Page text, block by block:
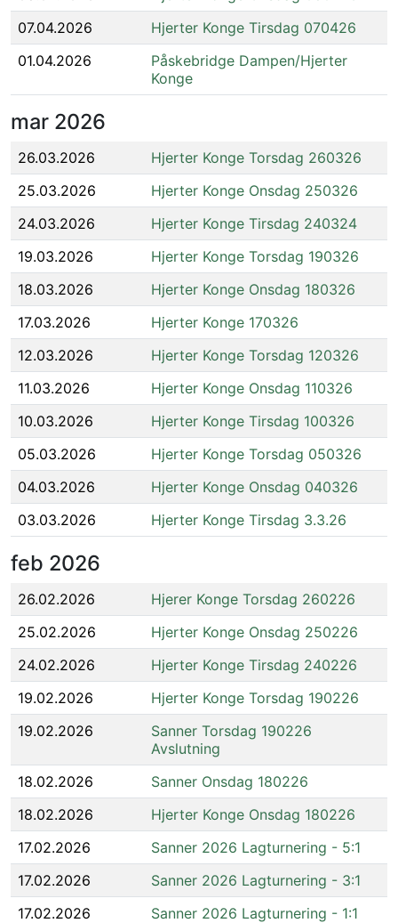
07.04.2026
Hjerter Konge Tirsdag 070426
01.04.2026
Påskebridge Dampen/Hjerter
Konge
mar 2026
26.03.2026
Hjerter Konge Torsdag 260326
25.03.2026
Hjerter Konge Onsdag 250326
24.03.2026
Hjerter Konge Tirsdag 240324
19.03.2026
Hjerter Konge Torsdag 190326
18.03.2026
Hjerter Konge Onsdag 180326
17.03.2026
Hjerter Konge 170326
12.03.2026
Hjerter Konge Torsdag 120326
11.03.2026
Hjerter Konge Onsdag 110326
10.03.2026
Hjerter Konge Tirsdag 100326
05.03.2026
Hjerter Konge Torsdag 050326
04.03.2026
Hjerter Konge Onsdag 040326
03.03.2026
Hjerter Konge Tirsdag 3.3.26
feb 2026
26.02.2026
Hjerer Konge Torsdag 260226
25.02.2026
Hjerter Konge Onsdag 250226
24.02.2026
Hjerter Konge Tirsdag 240226
19.02.2026
Hjerter Konge Torsdag 190226
19.02.2026
Sanner Torsdag 190226
Avslutning
18.02.2026
Sanner Onsdag 180226
18.02.2026
Hjerter Konge Onsdag 180226
17.02.2026
Sanner 2026 Lagturnering - 5:1
17.02.2026
Sanner 2026 Lagturnering - 3:1
17.02.2026
Sanner 2026 Lagturnering - 1:1